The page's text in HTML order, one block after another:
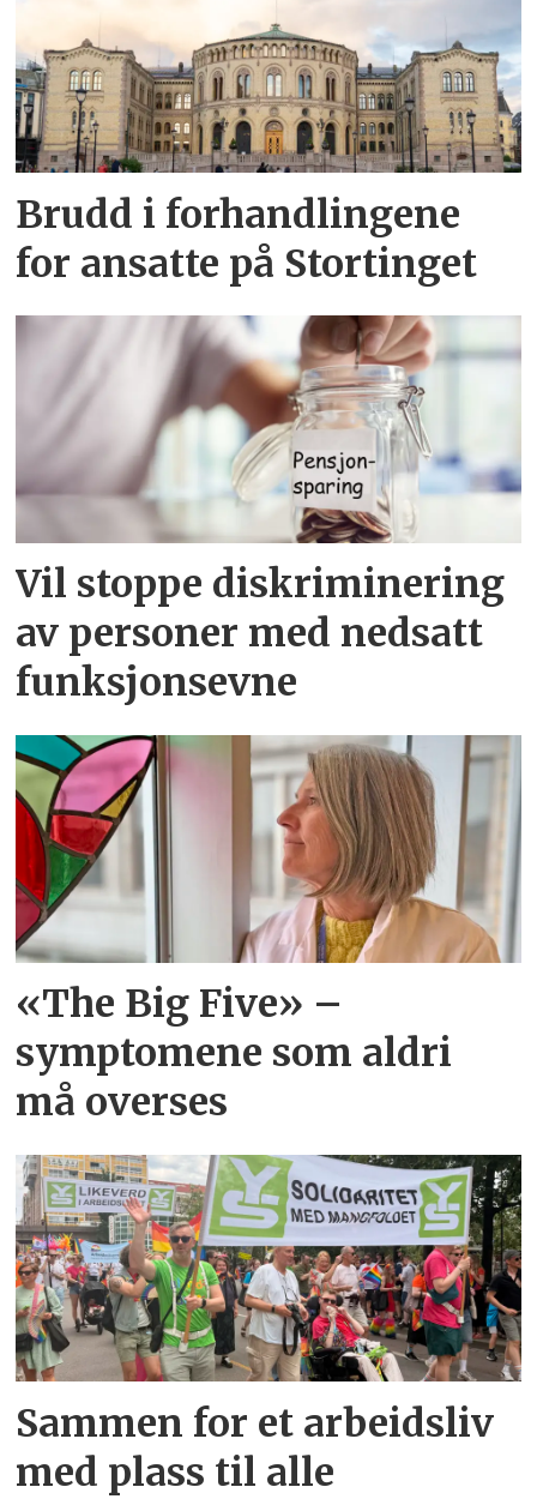
Brudd i forhandlingene
for ansatte på Stortinget
Vil stoppe diskriminering
av personer med nedsatt
funksjonsevne
«The Big Five» –
symptomene som aldri
må overses
Sammen for et arbeidsliv
med plass til alle